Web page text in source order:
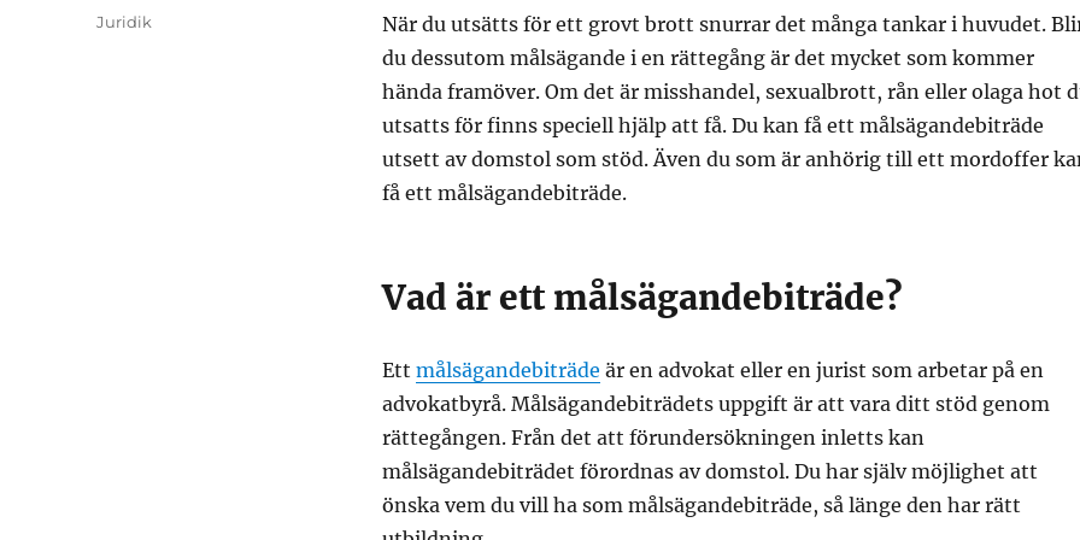
När du utsätts för ett grovt brott snurrar det många tankar i huvudet.
du dessutom målsägande i en rättegång är det mycket som kommer
hända framöver. Om det är misshandel, sexualbrott, rån eller olaga hot
utsatts för finns speciell hjälp att få. Du kan få ett målsägandebiträde
utsett av domstol som stöd. Även du som är anhörig till ett mordoffer
få ett målsägandebiträde.
Vad är ett målsägandebiträde?
Ett målsägandebiträde är en advokat eller en jurist som arbetar på en
advokatbyrå. Målsägandebiträdets uppgift är att vara ditt stöd genom
rättegången. Från det att förundersökningen inletts kan
målsägandebiträdet förordnas av domstol. Du har själv möjlighet att
önska vem du vill ha som målsägandebiträde, så länge den har rätt
den
Kategorier
Juridik